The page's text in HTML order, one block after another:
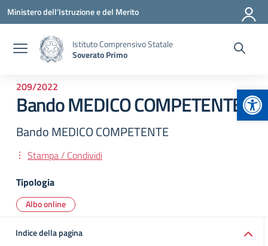
Vai ai contenuti
Vai al menu di navigazione
Vai al footer
Ministero dell'Istruzione e del Merito
Istituto Comprensivo Statale
Soverato Primo
209/2022
Bando MEDICO COMPETENTE
Bando MEDICO COMPETENTE
Stampa / Condividi
Tipologia
Albo online
Indice della pagina